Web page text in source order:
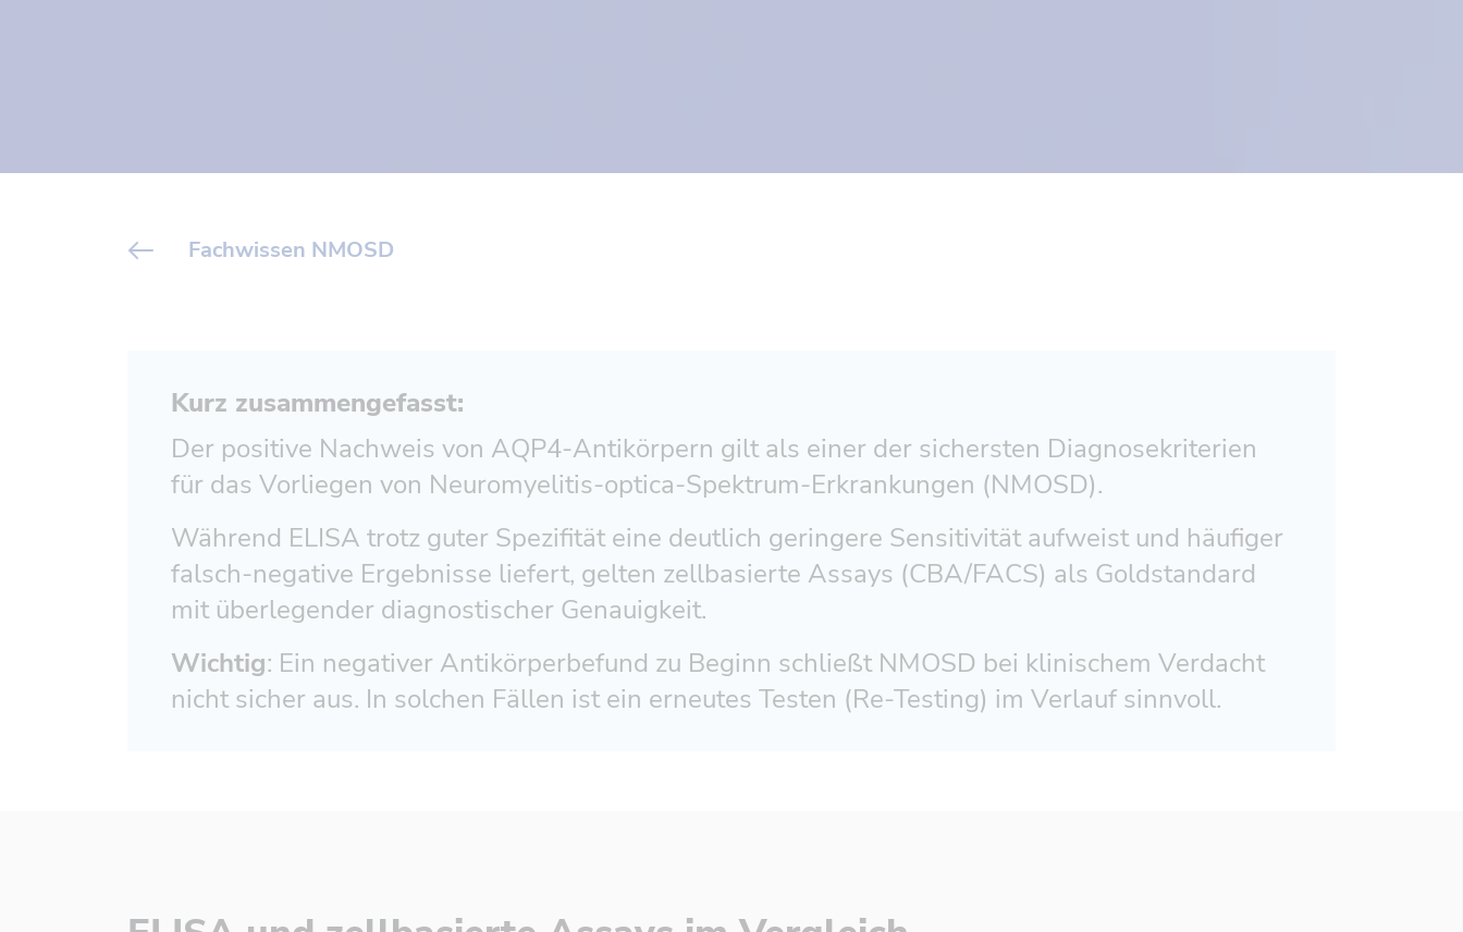
Fachwissen NMOSD
Kurz zusammengefasst:
Der positive Nachweis von AQP4-Antikörpern gilt als einer der sichersten Diagnosekriterien
für das Vorliegen von Neuromyelitis-optica-Spektrum-Erkrankungen (NMOSD).
Während ELISA trotz guter Spezifität eine deutlich geringere Sensitivität aufweist und häufiger
falsch-negative Ergebnisse liefert, gelten zellbasierte Assays (CBA/FACS) als Goldstandard
mit überlegender diagnostischer Genauigkeit.
Wichtig: Ein negativer Antikörperbefund zu Beginn schließt NMOSD bei klinischem Verdacht
nicht sicher aus. In solchen Fällen ist ein erneutes Testen (Re-Testing) im Verlauf sinnvoll.